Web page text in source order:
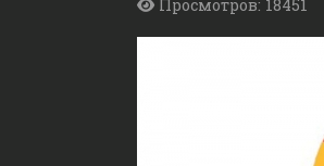
Просмотров: 18451